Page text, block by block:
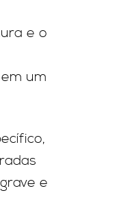
e o
um
e